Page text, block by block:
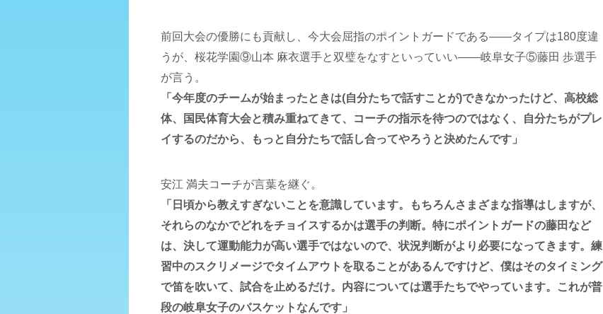
前回大会の優勝にも貢献し、今大会屈指のポイントガードである――タイプは180度違
うが、桜花学園⑨山本 麻衣選手と双璧をなすといっていい――岐阜女子⑤藤田 歩選手
が言う。
「今年度のチームが始まったときは(自分たちで話すことが)できなかったけど、高校総
体、国民体育大会と積み重ねてきて、コーチの指示を待つのではなく、自分たちがプレ
イするのだから、もっと自分たちで話し合ってやろうと決めたんです」
安江 満夫コーチが言葉を継ぐ。
「日頃から教えすぎないことを意識しています。もちろんさまざまな指導はしますが、
それらのなかでどれをチョイスするかは選手の判断。特にポイントガードの藤田など
は、決して運動能力が高い選手ではないので、状況判断がより必要になってきます。練
習中のスクリメージでタイムアウトを取ることがあるんですけど、僕はそのタイミング
で笛を吹いて、試合を止めるだけ。内容については選手たちでやっています。これが普
段の岐阜女子のバスケットなんです」